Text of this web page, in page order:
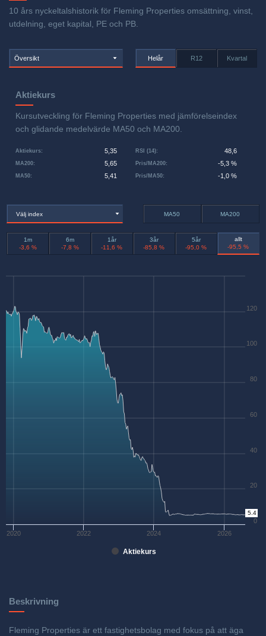
10 års nyckeltalshistorik för Fleming Properties omsättning, vinst,
utdelning, eget kapital, PE och PB.
Översikt Helår R12 Kvartal
Aktiekurs
Kursutveckling för Fleming Properties med jämförelseindex
och glidande medelvärde MA50 och MA200.
Aktiekurs: 5,35
MA50: 5,41
MA200: 5,65 Pris/MA200: -5,3 %
RSI (14): 48,6
Pris/MA50: -1,0 %
Välj index MA50 MA200
1m
-3,6 %
6m
-7,8 %
1år
-11,6 %
3år
-85,8 %
5år
-95,0 %
allt
-95,5 %
Aktiekurs
2020 2022 2024 2026
0
20
40
60
80
100
120
5.4
Beskrivning
Fleming Properties är ett fastighetsbolag med fokus på att äga